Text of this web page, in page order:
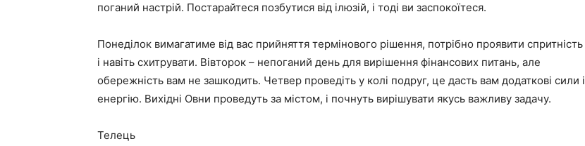
поганий настрій. Постарайтеся позбутися від ілюзій, і тоді ви заспокоїтеся.
Понеділок вимагатиме від вас прийняття термінового рішення, потрібно проявити спритність
і навіть схитрувати. Вівторок – непоганий день для вирішення фінансових питань, але
обережність вам не зашкодить. Четвер проведіть у колі подруг, це дасть вам додаткові сили і
енергію. Вихідні Овни проведуть за містом, і почнуть вирішувати якусь важливу задачу.
Телець